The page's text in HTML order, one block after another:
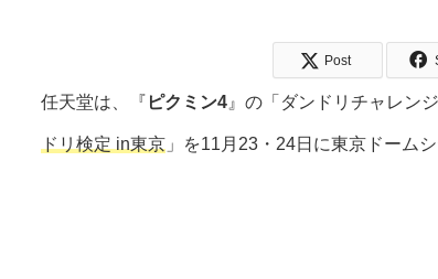
Post
任天堂は、『 ピクミン4』の「ダンドリチャレン
ドリ検定 in東京」を11月23・24日に東京ドーム